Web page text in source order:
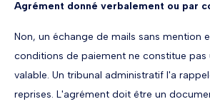
Agrément donné verbalement ou par
Non, un échange de mails sans mention
conditions de paiement ne constitue pas
valable. Un tribunal administratif l'a
reprises. L'agrément doit être un